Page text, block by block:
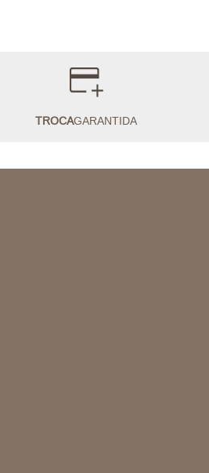
TROCAGARANTIDA